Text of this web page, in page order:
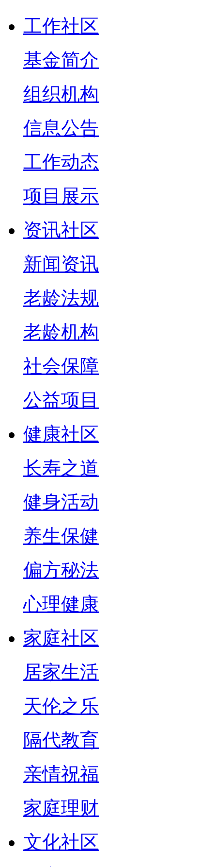
工作社区
基金简介
组织机构
信息公告
工作动态
项目展示
资讯社区
新闻资讯
老龄法规
老龄机构
社会保障
公益项目
健康社区
长寿之道
健身活动
养生保健
偏方秘法
心理健康
家庭社区
居家生活
天伦之乐
隔代教育
亲情祝福
家庭理财
文化社区